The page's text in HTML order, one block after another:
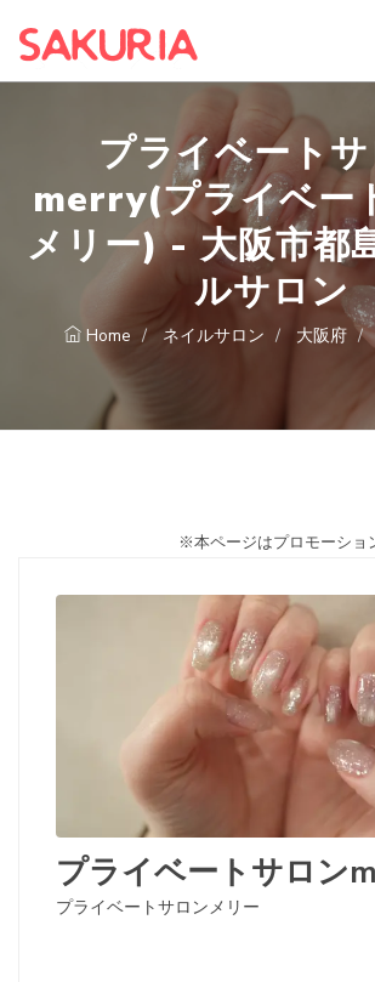
プライベート
merry(プライベー
メリー) - 大阪市都
ルサロン
Home ネイルサロン 大阪府
※本ページはプロモーショ
プライベートサロン
プライベートサロンメリー